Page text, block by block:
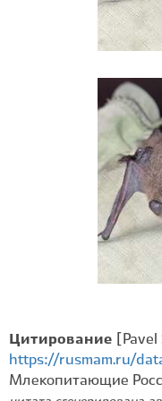
Цитирование
https://rusmam.ru/
Млекопитающие